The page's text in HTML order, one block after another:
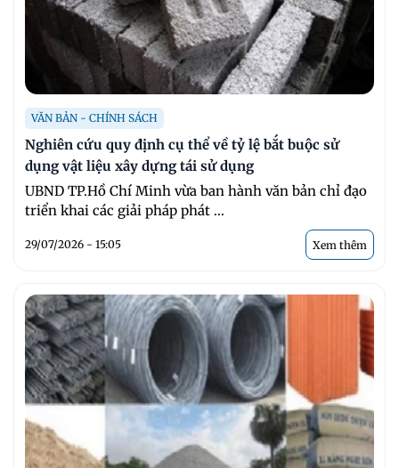
VĂN BẢN - CHÍNH SÁCH
Nghiên cứu quy định cụ thể về tỷ lệ bắt buộc sử
dụng vật liệu xây dựng tái sử dụng
UBND TP.Hồ Chí Minh vừa ban hành văn bản chỉ đạo
triển khai các giải pháp phát ...
29/07/2026 - 15:05 Xem thêm